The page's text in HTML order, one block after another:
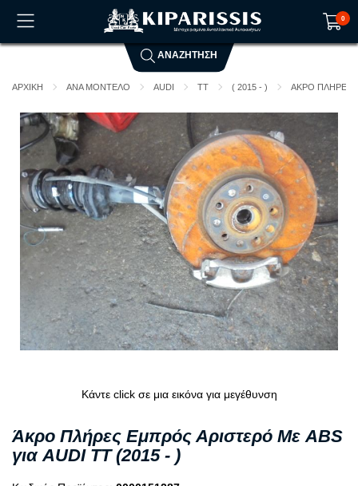
0
Το καλάθι αγορών είναι άδειο!
ΑΝΑΖΗΤΗΣΗ
ΑΡΧΙΚΗ ΑΝΑ ΜΟΝΤΕΛΟ AUDI TT ( 2015 - ) ΑΚΡΟ ΠΛΗΡΕΣ
Κάντε click σε μια εικόνα για μεγέθυνση
Άκρο Πλήρες Εμπρός Αριστερό Με ABS
για AUDI TT (2015 - )